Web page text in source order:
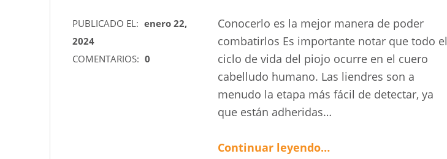
PUBLICADO EL: enero 22,
2024
COMENTARIOS: 0
Conocerlo es la mejor manera de poder
combatirlos Es importante notar que todo el
ciclo de vida del piojo ocurre en el cuero
cabelludo humano. Las liendres son a
menudo la etapa más fácil de detectar, ya
que están adheridas…
Continuar leyendo…